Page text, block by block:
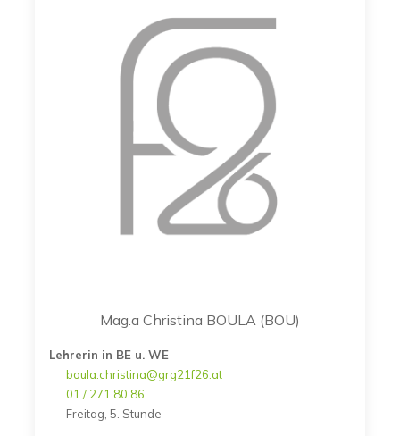
Mag.a Christina BOULA (BOU)
Lehrerin in BE u. WE
boula.christina@grg21f26.at
01 / 271 80 86
Freitag, 5. Stunde